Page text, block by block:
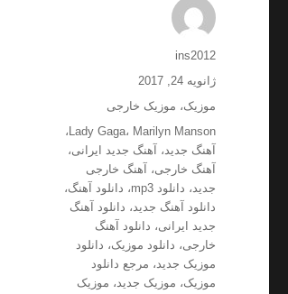
نویسنده
ins2012
ارسال
شده
ژانویه 24, 2017
دسته‌ها
موزیک، موزیک خارجی
برچسب‌ها
Lady Gaga، Marilyn Manson
،
آهنگ جدید، آهنگ جدید ایرانی،
آهنگ خارجی،
آهنگ خارجی
جدید، دانلود mp3 ، دانلود آهنگ،
دانلود آهنگ جدید، دانلود آهنگ
جدید ایرانی، دانلود آهنگ
خارجی، دانلود موزیک، دانلود
موزیک جدید، مرجع دانلود
موزیک، موزیک جدید، موزیک